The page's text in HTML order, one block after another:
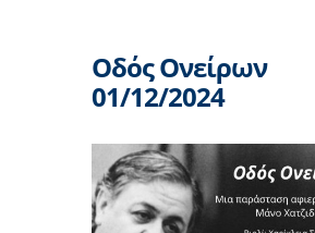
Προϊόντα
Επικοινωνία
Οδός Ονείρων
01/12/2024